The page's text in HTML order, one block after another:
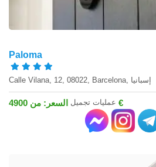
Paloma
Calle Vilana, 12, 08022, Barcelona, إسبانيا
عمليات تجميل السعر: من 4900 €